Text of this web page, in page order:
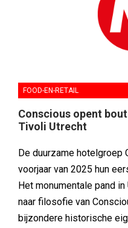
FOOD-EN-RETAIL
Conscious opent
Tivoli Utrecht
De duurzame
voorjaar van 2025 hun
Het monumentale pand
naar filosofie van
bijzondere historische